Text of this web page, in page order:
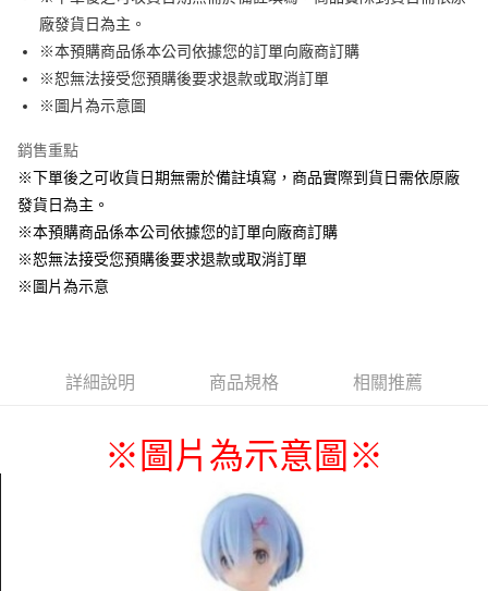
Google Pay
ATM付款
貨到付款
運送方式
全家取貨付款
每筆NT$65，滿NT$1,300(含以上)免運費
付款後全家取貨
每筆NT$65，滿NT$1,300(含以上)免運費
7-11取貨付款
付款後7-11取貨
每筆NT$65，滿NT$1,300(含以上)免運費
每筆NT$100，滿NT$1,300(含以上)免運費
廠發貨日為主。
※本預購商品係本公司依據您的訂單向廠商訂購
※恕無法接受您預購後要求退款或取消訂單
※圖片為示意圖
銷售重點
※下單後之可收貨日期無需於備註填寫，商品實際到貨日需依原廠
發貨日為主。
※本預購商品係本公司依據您的訂單向廠商訂購
※恕無法接受您預購後要求退款或取消訂單
※圖片為示意
詳細說明 商品規格 相關推薦
※圖片為示意圖 ※